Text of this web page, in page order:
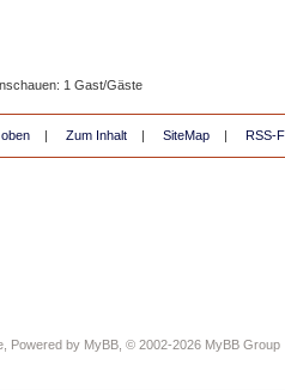
1 Gast/Gäste
| Zum Inhalt | SiteMap | RSS-
, Powered by MyBB , © 2002-2026 MyBB Group